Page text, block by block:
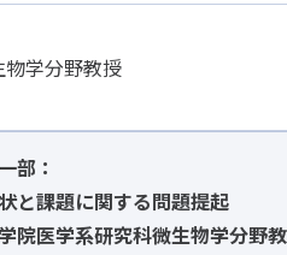
学分野教授
部：
と課題に関する問題提起
医学系研究科微生物学分野